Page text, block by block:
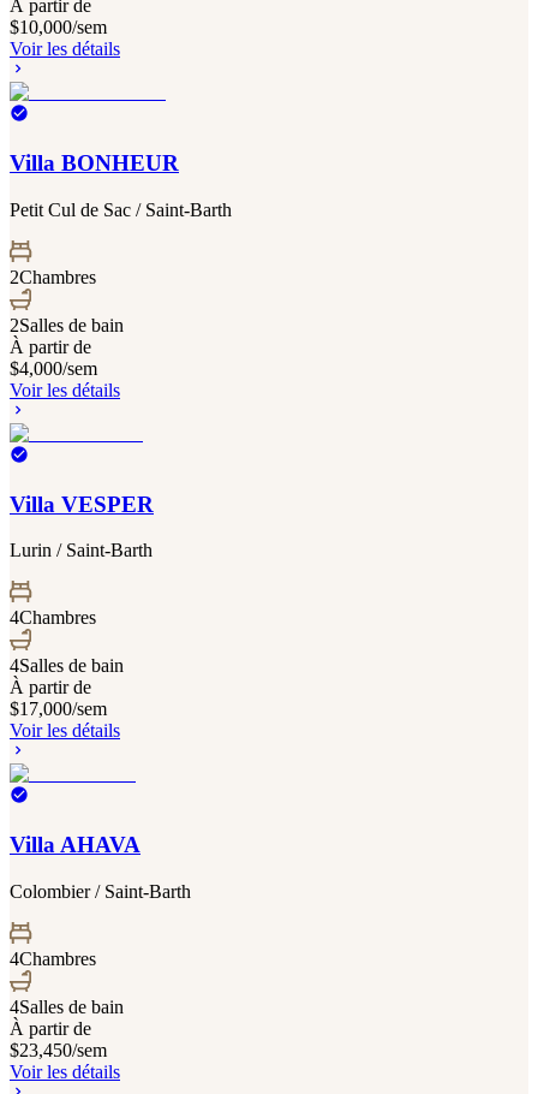
À partir de
$10,000/sem
Voir les détails
Villa BONHEUR
Petit Cul de Sac / Saint-Barth
2Chambres
2Salles de bain
À partir de
$4,000/sem
Voir les détails
Villa VESPER
Lurin / Saint-Barth
4Chambres
4Salles de bain
À partir de
$17,000/sem
Voir les détails
Villa AHAVA
Colombier / Saint-Barth
4Chambres
4Salles de bain
À partir de
$23,450/sem
Voir les détails